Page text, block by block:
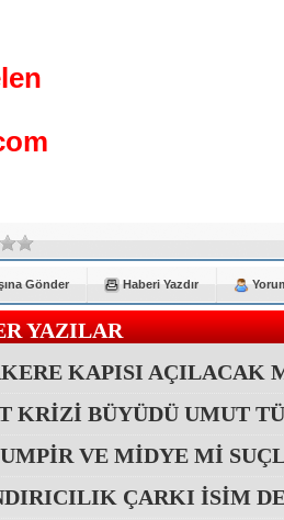
Gönder Haberi Yazdır
YAZILAR
KAPISI AÇILACAK
KRİZİ BÜYÜDÜ UMUT
VE MİDYE Mİ
ÇARKI İSİM